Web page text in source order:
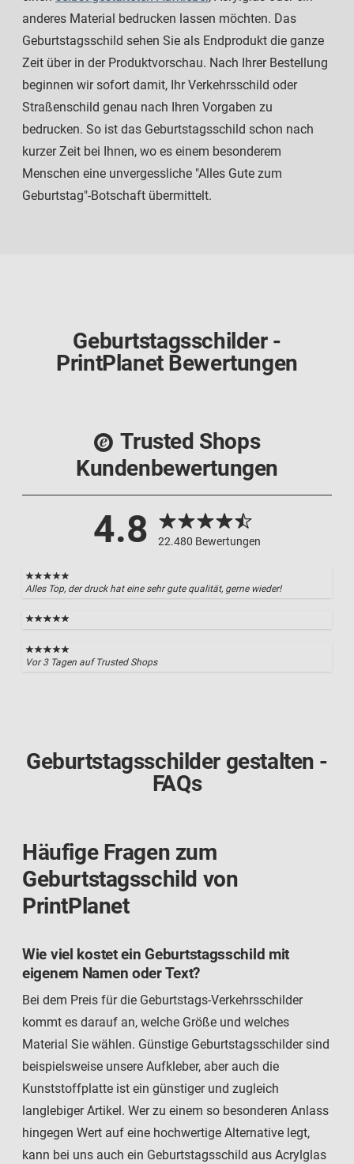
anderes Material bedrucken lassen möchten. Das
Geburtstagsschild sehen Sie als Endprodukt die ganze
Zeit über in der Produktvorschau. Nach Ihrer Bestellung
beginnen wir sofort damit, Ihr Verkehrsschild oder
Straßenschild genau nach Ihren Vorgaben zu
bedrucken. So ist das Geburtstagsschild schon nach
kurzer Zeit bei Ihnen, wo es einem besonderem
Menschen eine unvergessliche "Alles Gute zum
Geburtstag"-Botschaft übermittelt.
Geburtstagsschilder -
PrintPlanet Bewertungen
Trusted Shops
Kundenbewertungen
4.8 22.480 Bewertungen
Alles Top, der druck hat eine sehr gute qualität, gerne wieder!
Vor 3 Tagen auf Trusted Shops
Geburtstagsschilder gestalten -
FAQs
Häufige Fragen zum
Geburtstagsschild von
PrintPlanet
Wie viel kostet ein Geburtstagsschild mit
eigenem Namen oder Text?
Bei dem Preis für die Geburtstags-Verkehrsschilder
kommt es darauf an, welche Größe und welches
Material Sie wählen. Günstige Geburtstagsschilder sind
beispielsweise unsere Aufkleber, aber auch die
Kunststoffplatte ist ein günstiger und zugleich
langlebiger Artikel. Wer zu einem so besonderen Anlass
hingegen Wert auf eine hochwertige Alternative legt,
kann bei uns auch ein Geburtstagsschild aus Acrylglas